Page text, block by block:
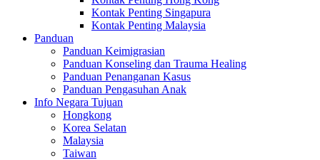
Kontak Penting Singapura
Kontak Penting Malaysia
Panduan
Panduan Keimigrasian
Panduan Konseling dan Trauma Healing
Panduan Penanganan Kasus
Panduan Pengasuhan Anak
Info Negara Tujuan
Hongkong
Korea Selatan
Malaysia
Taiwan